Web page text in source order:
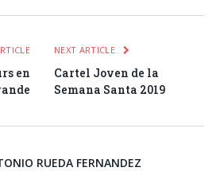
en
NEXT ARTICLE
Cartel Joven de la
Semana Santa 2019
RUEDA FERNANDEZ